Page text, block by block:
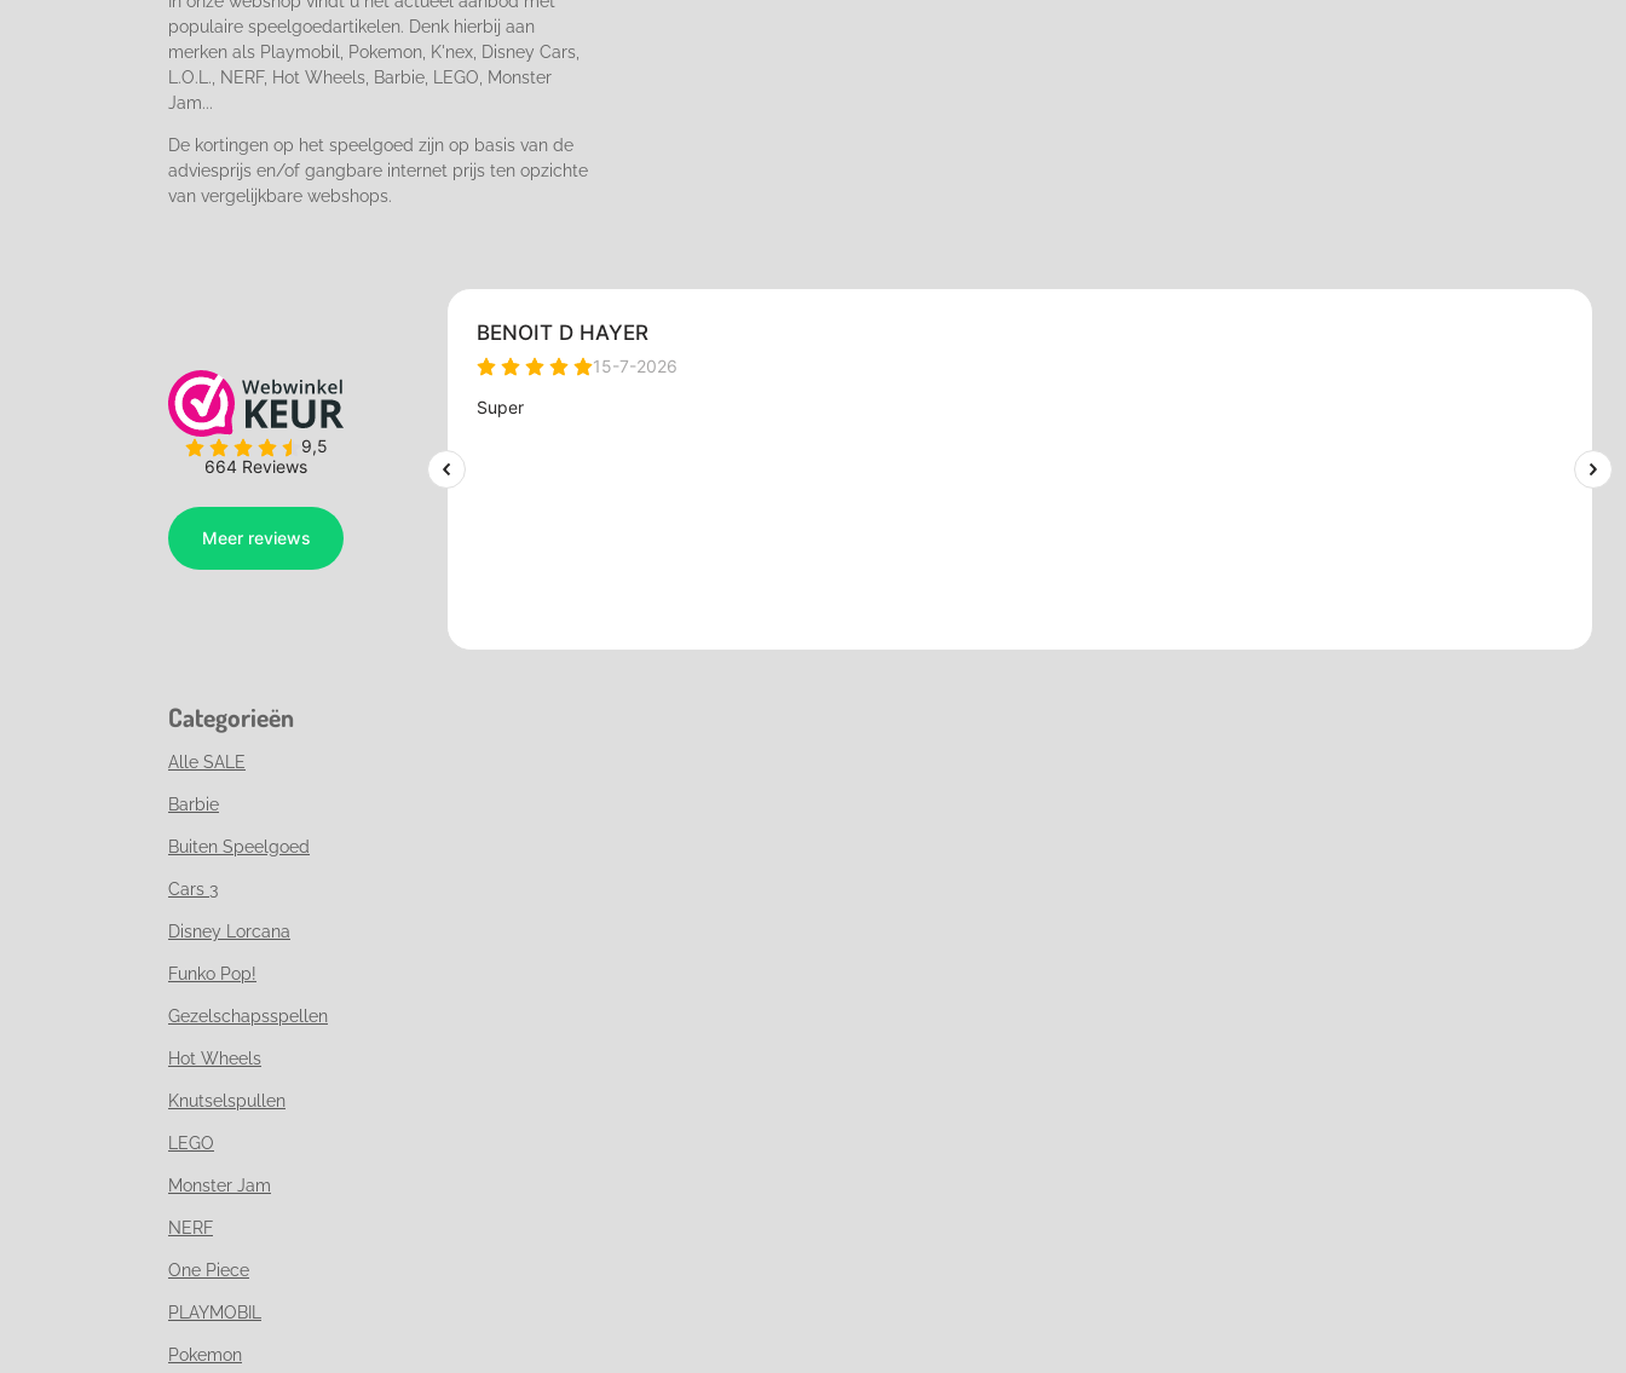
populaire speelgoedartikelen. Denk hierbij aan
merken als Playmobil, Pokemon, K'nex, Disney Cars,
L.O.L., NERF, Hot Wheels, Barbie, LEGO, Monster
Jam...
De kortingen op het speelgoed zijn op basis van de
adviesprijs en/of gangbare internet prijs ten opzichte
van vergelijkbare webshops.
Categorieën
Alle SALE
Barbie
Buiten Speelgoed
Cars 3
Disney Lorcana
Funko Pop!
Gezelschapsspellen
Hot Wheels
Knutselspullen
LEGO
Monster Jam
NERF
One Piece
PLAYMOBIL
Pokemon